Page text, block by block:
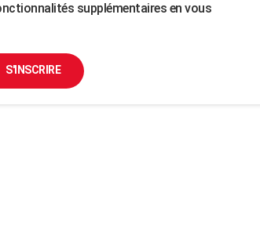
supplémentaires en vous
S'INSCRIRE